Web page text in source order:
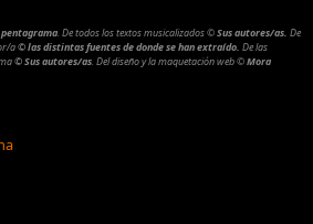
pentagrama. De todos los textos musicalizados©Sus autores/as. De
a© las distintas fuentes de donde se han extraído. De las
© Sus autores/as. Del diseño y la maquetación web©Mora